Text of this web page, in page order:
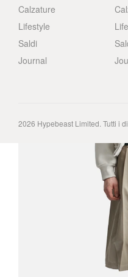
Calzature
Lifestyle
Saldi
Journal
2026 Hypebeast Limited. Tutti i